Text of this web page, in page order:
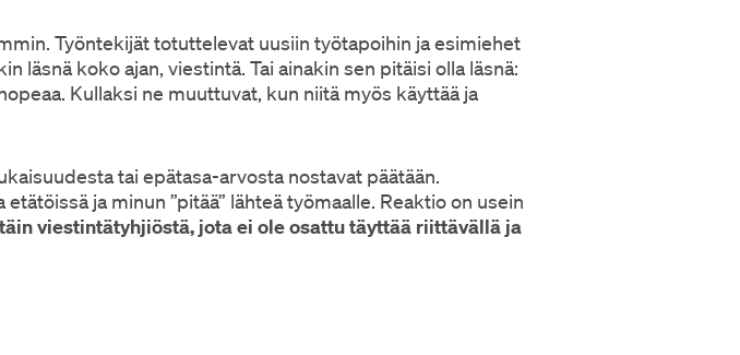
Työntekijät totuttelevat uusiin työtapoihin ja esimiehet
läsnä koko ajan, viestintä. Tai ainakin sen pitäisi olla läsnä:
Kullaksi ne muuttuvat, kun niitä myös käyttää ja
tai epätasa-arvosta nostavat päätään.
ja minun ”pitää” lähteä työmaalle. Reaktio on usein
viestintätyhjiöstä, jota ei ole osattu täyttää riittävällä ja